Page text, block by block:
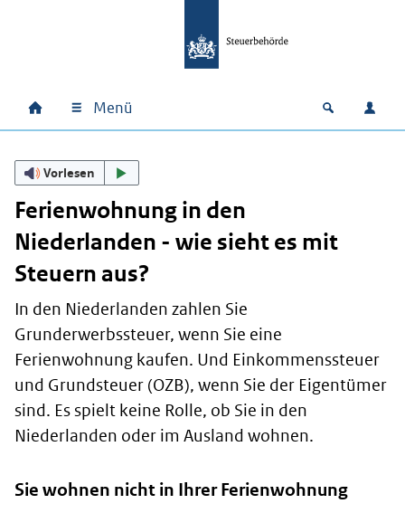
Hauptnavigation
Home Menü Open
Vorlesen
Ferienwohnung in den
Niederlanden - wie sieht es mit
Steuern aus?
In den Niederlanden zahlen Sie
Grunderwerbssteuer, wenn Sie eine
Ferienwohnung kaufen. Und Einkommenssteuer
und Grundsteuer (OZB), wenn Sie der Eigentümer
sind. Es spielt keine Rolle, ob Sie in den
Niederlanden oder im Ausland wohnen.
Sie wohnen nicht in Ihrer Ferienwohnung